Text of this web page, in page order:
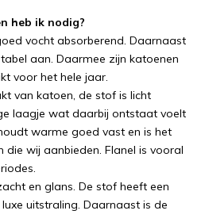
heb ik nodig?
vocht absorberend. Daarnaast
aan. Daarmee zijn katoenen
voor het hele jaar.
van katoen, de stof is licht
laagje wat daarbij ontstaat voelt
warme goed vast en is het
wij aanbieden. Flanel is vooral
en glans. De stof heeft een
uitstraling. Daarnaast is de